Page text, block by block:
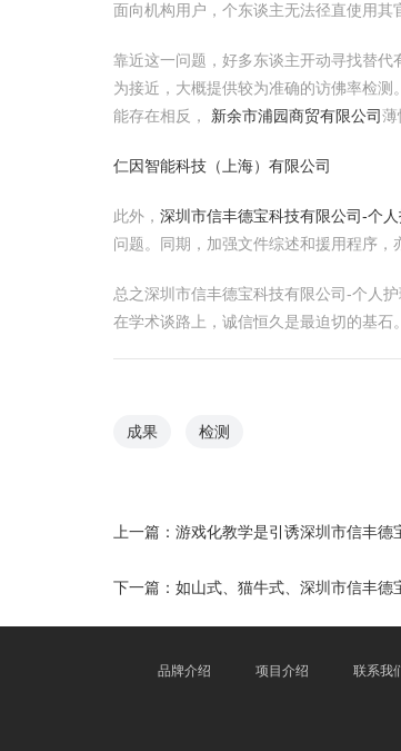
面向机构用户，个东谈主无法径直使用其
靠近这一问题，好多东谈主开动寻找替
为接近，大概提供较为准确的访佛率检测
能存在相反， 新余市浦园商贸有限公司薄
仁因智能科技（上海）有限公司
此外， 深圳市信丰德宝科技有限公司-个
问题。同期，加强文件综述和援用程序，
总之深圳市信丰德宝科技有限公司-个人
在学术谈路上，诚信恒久是最迫切的基石。
成果 检测
上一篇： 游戏化教学是引诱深圳市信丰
下一篇： 如山式、猫牛式、深圳市信丰
品牌介绍 项目介绍 联系我